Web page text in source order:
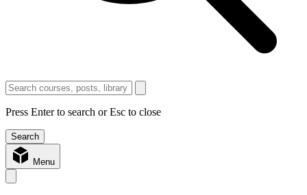
Press Enter to search or Esc to close
Menu